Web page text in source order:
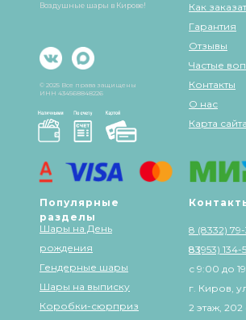
Популярные
разделы
Шары на День
рождения
© 2025 Все права защищены
Как
Гарантия
Отзывы
Частые
Контакты
О нас
Гендерные шары
Шары на выписку
Коробки-сюрприз
8 (8332)
83
8 (953) 134-
с 9:00 до
г. Киров,
2 этаж,
ИНН 434568848226
Карта сайта
Воздушные шары в Кирове!